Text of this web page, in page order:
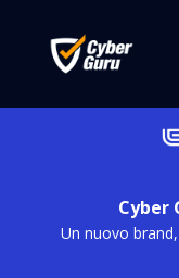
Cyber
Un nuovo